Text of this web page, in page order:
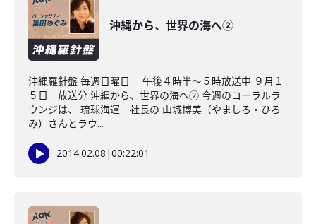
沖縄から、世界の海へ②
沖縄羅針盤 毎週日曜日 午後４時半～５時放送中 ９月１
５日 放送分 沖縄から、世界の海へ② 今週のコーラルラ
ウンジは、 琉球海運 社長の 山城博美（やましろ・ひろ
み）さんとラウ...
2014.02.08 |00:22:01